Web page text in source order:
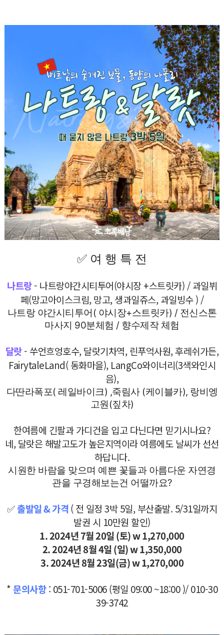
✅ 여 행 특 전
나트랑- 나트랑야간시티투어(야시장 +스트릿카) / 과일뷔
페(망고아이스크림, 망고, 생과일쥬스, 과일빙수 ) /
나트랑 야간시티투어( 야시장+스트릿카) / 전신스톤
마사지 90분체험 / 향수제작 체험
달랏- 쑤언흐엉호수, 달랏기차역, 린푸억사원, 후레쉬가든,
FairytaleLand( 동화마을), LangCo와이너리(3색와인시
음),
다딴라폭포( 레일바이크) ,죽림사 (케이블카), 랑비엥
고원(짚차)
한여름에 긴팔과 가디건을 입고 다닌다면 믿기시나요?
네, 달랏은 해발고도가 높은지역이라 여름에도 날씨가 선선
하답니다.
시원한 바람을 맞으며 예쁜 꽃들과 아름다운 자연경
관을 구경해보는건 어떨까요?
✅출발일 & 가격( 전 일정 3박 5일, 부산출발. 5/31일까지
발권 시 10만원 할인)
1. 2024년 7월 20일 (토) w 1,270,000
2. 2024년 8월 4일 (일) w 1,350,000
3. 2024년 8월 23일(금) w 1,270,000
*문의사항: 051-701-5006 (평일 09:00 ~18:00 )/ 010-30
39-3742